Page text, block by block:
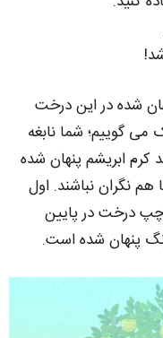
شده در این درخت
تبریک می‌ گوییم؛ شما نابغه
ابریشم پنهان شده
نگران نباشند. اول
چپ درخت در پایین
پنهان شده است.